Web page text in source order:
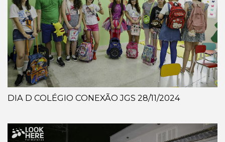
DIA D COLÉGIO CONEXÃO JGS 28/11/2024